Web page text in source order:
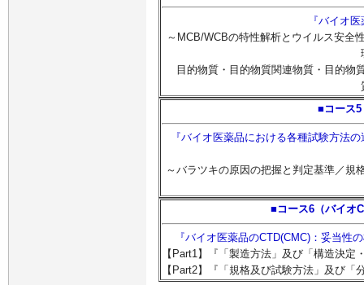
『バイオ
～MCB/WCBの特性解析とウイルス安全
目的物質・目的物質関連物質・目的物
■コース5
『バイオ医薬品における各種試験方法
～バラツキの原因の把握と判定基準／規
■コース6（バイオ
『バイオ医薬品のCTD(CMC)：妥当性
【Part1】『「製造方法」及び「構造決
【Part2】『「規格及び試験方法」及び